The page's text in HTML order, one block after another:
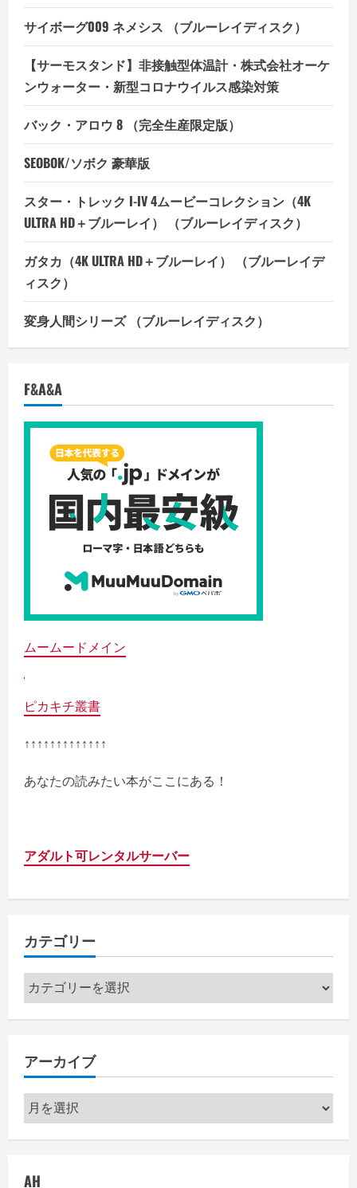
サイボーグ009 ネメシス （ブルーレイディスク）
【サーモスタンド】非接触型体温計・株式会社オーケ
ンウォーター・新型コロナウイルス感染対策
バック・アロウ 8 （完全生産限定版）
SEOBOK/ソボク 豪華版
スター・トレック I-IV 4ムービーコレクション（4K
ULTRA HD＋ブルーレイ） （ブルーレイディスク）
ガタカ（4K ULTRA HD＋ブルーレイ） （ブルーレイデ
ィスク）
変身人間シリーズ （ブルーレイディスク）
F&A&A
ムームードメイン
ピカキチ叢書
↑↑↑↑↑↑↑↑↑↑↑↑↑
あなたの読みたい本がここにある！
アダルト可レンタルサーバー
カテゴリー
カ
テ
ゴ
ー
アーカイブ
ア
ー
カ
AH